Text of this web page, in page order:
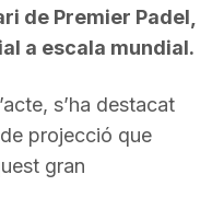
de Premier Padel,
a escala mundial.
s’ha destacat
projecció que
gran